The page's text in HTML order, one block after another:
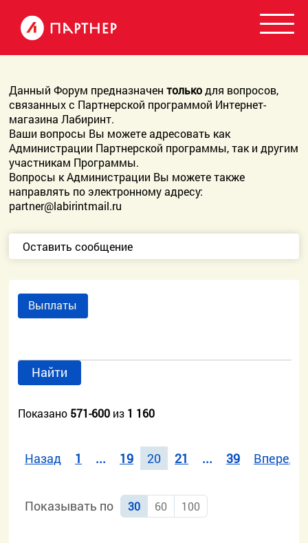
Данный Форум предназначентолькодля вопросов,
связанных с Партнерской программой Интернет-
магазина Лабиринт.
Ваши вопросы Вы можете адресовать как
Администрации Партнерской программы, так и другим
участникам Программы.
Вопросы к Администрации Вы можете также
направлять по электронному адресу:
partner@labirintmail.ru
Оставить сообщение
Выплаты
Найти
Показано 571-600 из 1 160
Назад 1 ... 19 20 21 ... 39 Вперед
Показывать по 30 60 100